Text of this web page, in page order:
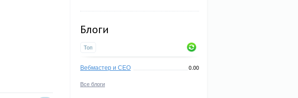
Блоги
Топ
Вебмастер и СЕО 0.00
Все блоги